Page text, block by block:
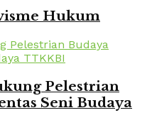
Hukum
Pelestrian
Seni Budaya